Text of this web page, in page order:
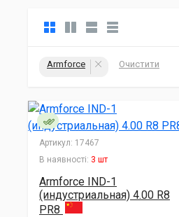
Armforce Очистити
Артикул: 17467
В наявності: 3 шт
Armforce IND-1
(индустриальная) 4.00 R8
PR8